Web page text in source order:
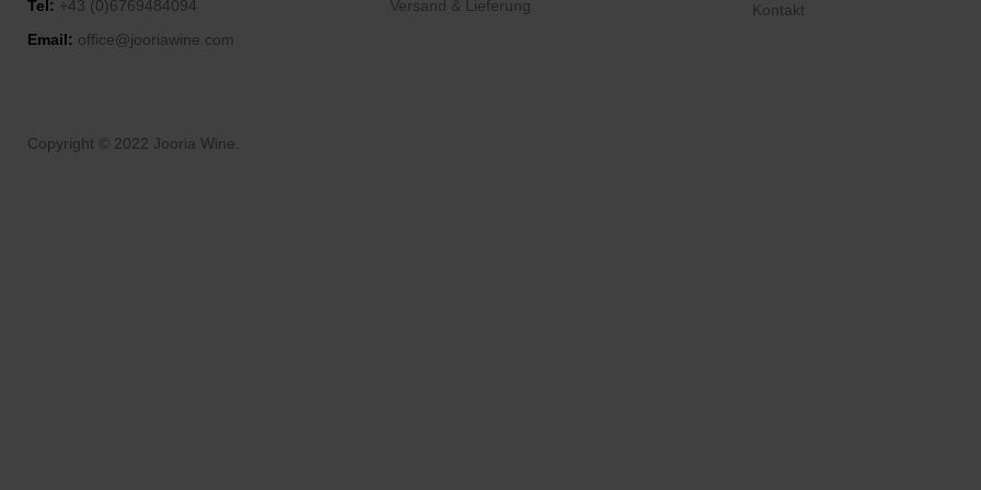
Tel: +43 (0)6769484094
Email: office@jooriawine.com
Versand & Lieferung Kontakt
Copyright © 2022 Jooria Wine.